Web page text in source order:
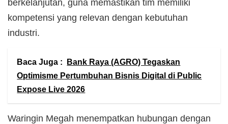
berkelanjutan, guna memastikan tim memiliki
kompetensi yang relevan dengan kebutuhan
industri.
Baca Juga :
Bank Raya (AGRO) Tegaskan
Optimisme Pertumbuhan Bisnis Digital di Public
Expose Live 2026
Waringin Megah menempatkan hubungan dengan